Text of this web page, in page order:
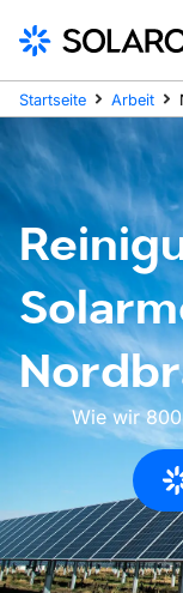
Startseite Arbeit
Wie wir